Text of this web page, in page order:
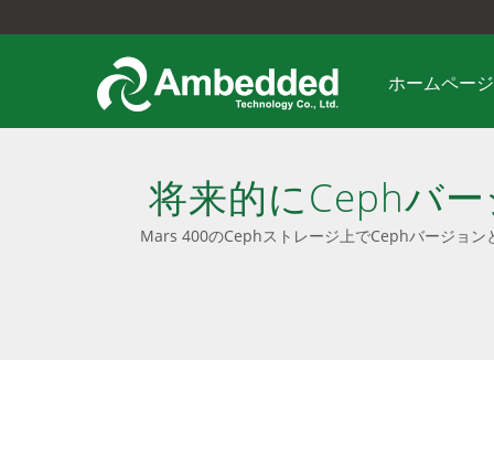
ホームページ
将来的にCephバ
レードでき
Mars 400のCephストレージ上でCephバージョ